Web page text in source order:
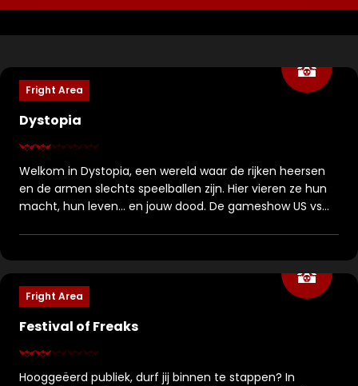
Haunted Houses
Scare Zones
Fright Areas
Areas
Fright Area
Dystopia
Welkom in Dystopia, een wereld waar de rijken heersen
en de armen slechts speelballen zijn. Hier vieren ze hun
macht, hun leven… en jouw dood. De gameshow US vs
lachen ze je uit. Terwijl zij zonder gevolgen hun gruwelijke
spel spelen, loop jij recht in hun val. Ben jij geschikt voor
het spel? Dan begint het bieden… Hoeveel is jouw leven
waard?
Fright Area
Festival of Freaks
Hooggeëerd publiek, durf jij binnen te stappen? In